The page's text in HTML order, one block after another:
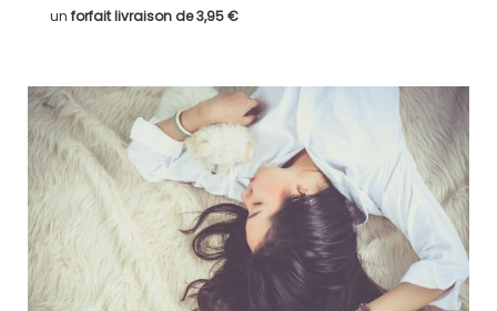
un forfait livraison de3,95 €